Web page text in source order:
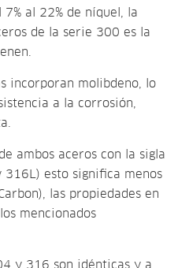
al 22% de níquel, la
de la serie 300 es la
incorporan molibdeno, lo
a la corrosión,
ambos aceros con la sigla
316L) esto significa menos
las propiedades en
mencionados
y 316 son idénticas y a